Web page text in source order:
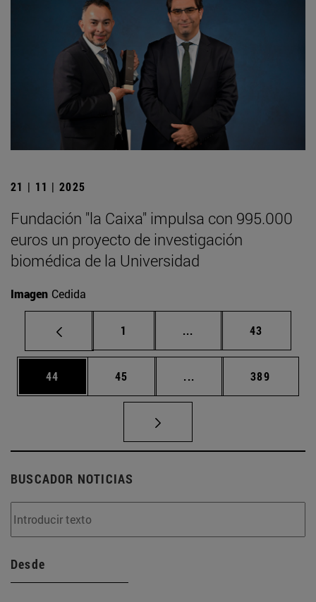
21 | 11 | 2025
Fundación "la Caixa" impulsa con 995.000
euros un proyecto de investigación
biomédica de la Universidad
Imagen Cedida
Página
1 ... Páginas intermedias
Página
43
Página
44 Página
45 ... Páginas intermedias
Página
389
BUSCADOR NOTICIAS
Desde